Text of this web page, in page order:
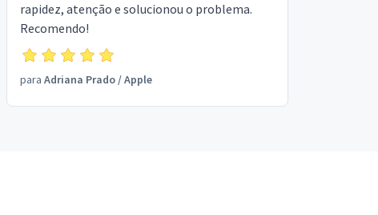
rapidez, atenção e solucionou o problema.
Recomendo!
para Adriana Prado/Apple